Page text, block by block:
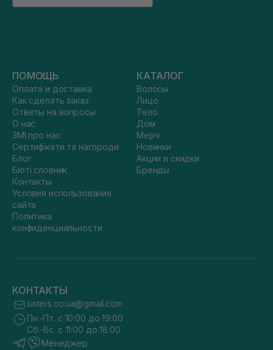
ПОМОЩЬ
Оплата и доставка
Как сделать заказ
Ответы на вопросы
О нас
ЗМІ про нас
Сертифікати та нагороди
Блог
Бюті словник
Контакты
Условия использования
сайта
Политика
конфиденциальности
КАТАЛОГ
Волосы
Лицо
Тело
Дом
Мерч
Новинки
Акции и скидки
Бренды
КОНТАКТЫ
sisters.co.ua@gmail.com
Пн.-Пт. с 10:00 до 19:00
Сб.-Вс. с 11:00 до 18:00
Менеджер